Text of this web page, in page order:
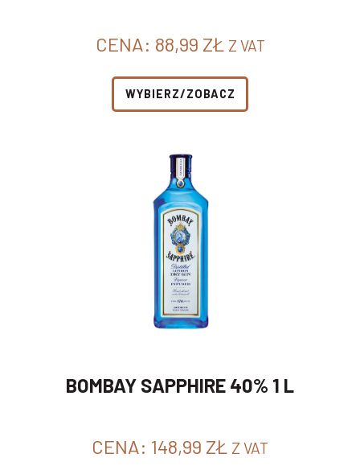
CENA: 88,99 ZŁ Z VAT
WYBIERZ/ZOBACZ
BOMBAY SAPPHIRE 40% 1 L
CENA: 148,99 ZŁ Z VAT